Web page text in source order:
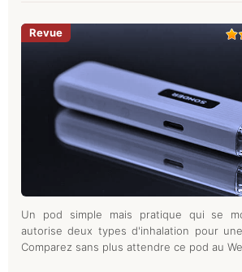
Un pod simple mais pratique qui se
autorise deux types d'inhalation pour
Comparez sans plus attendre ce pod au